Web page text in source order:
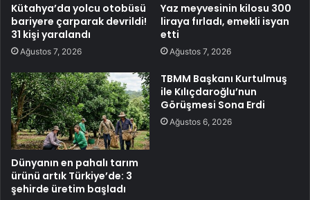
Kütahya’da yolcu otobüsü
bariyere çarparak devrildi!
31 kişi yaralandı
Ağustos 7, 2026
Yaz meyvesinin kilosu 300
liraya fırladı, emekli isyan
etti
Ağustos 7, 2026
Dünyanın en pahalı tarım
ürünü artık Türkiye’de: 3
şehirde üretim başladı
TBMM Başkanı Kurtulmuş
ile Kılıçdaroğlu’nun
Görüşmesi Sona Erdi
Ağustos 6, 2026